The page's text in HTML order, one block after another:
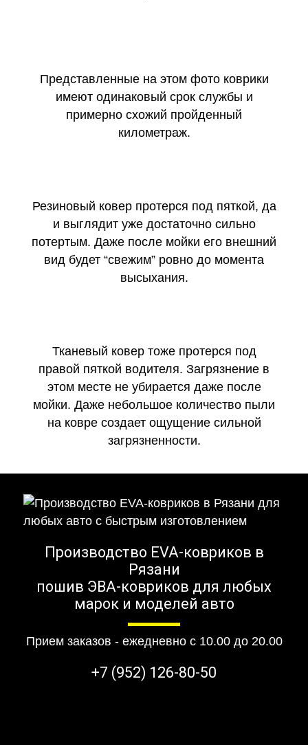
Представленные на этом фото коврики
имеют одинаковый срок службы и
примерно схожий пройденный
километраж.
Резиновый ковер протерся под пяткой, да
и выглядит уже достаточно сильно
потертым. Даже после мойки его внешний
вид будет “свежим” ровно до момента
высыхания.
Тканевый ковер тоже протерся под
правой пяткой водителя. Загрязнение в
этом месте не убирается даже после
мойки. Даже небольшое количество пыли
на ковре создает ощущение сильной
загрязненности.
Производство EVA-ковриков в
Рязани
пошив ЭВА-ковриков для любых
марок и моделей авто
Прием заказов - ежедневно с 10.00 до 20.00
+7 (952) 126-80-50